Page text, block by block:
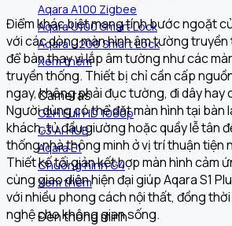
Aqara A100 Zigbee
Aqara U100 Smart Lock
Aqara U200 Smart Lock
Xem thêm
Cameras
G2H Full HD 1080p
G3 AI HUB
Aqara E1
Chuông hình G4
Xem thêm
Đèn thông minh
Điểm khác biệt mang tính bước ngoặt
với các dòng màn hình âm tường
để bàn thay vì lắp âm tường như các
truyền thống. Thiết bị chỉ cần cấp
ngay, không phải đục tường, đi dây hay
Người dùng có thể đặt màn hình tại bàn
khách, tủ đầu giường hoặc quầy lễ tân
thống nhà thông minh ở vị trí thuận tiện
Thiết kế tối giản kết hợp màn hình cảm
cùng giao diện hiện đại giúp Aqara S1
với nhiều phong cách nội thất, đồng
nghệ cho không gian sống.